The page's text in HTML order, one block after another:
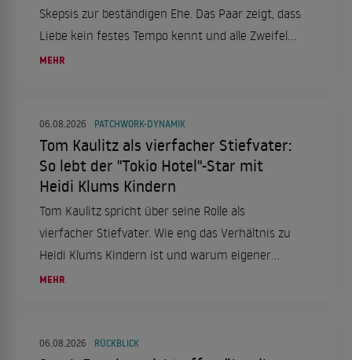
Skepsis zur beständigen Ehe. Das Paar zeigt, dass
Liebe kein festes Tempo kennt und alle Zweifel
überdauern kann.
MEHR
06.08.2026 PATCHWORK-DYNAMIK
Tom Kaulitz als vierfacher Stiefvater:
So lebt der "Tokio Hotel"-Star mit
Heidi Klums Kindern
Tom Kaulitz spricht über seine Rolle als
vierfacher Stiefvater. Wie eng das Verhältnis zu
Heidi Klums Kindern ist und warum eigener
Nachwuchs kein Thema ist.
MEHR
06.08.2026 RÜCKBLICK